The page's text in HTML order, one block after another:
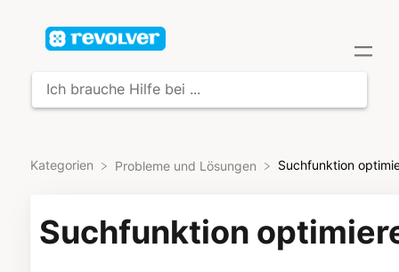
Kategorien ​Probleme und Lösungen Suchfunktion
Suchfunktion